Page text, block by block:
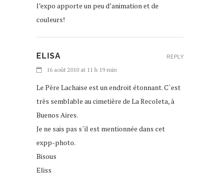
l’expo apporte un peu d’animation et de
couleurs!
ELISA
16 août 2010 at 11 h 19 min
Le Père Lachaise est un endroit étonnant. C´est
très semblable au cimetière de La Recoleta, à
Buenos Aires.
Je ne sais pas s´il est mentionnée dans cet
expp-photo.
Bisous
Eliss
REPLY